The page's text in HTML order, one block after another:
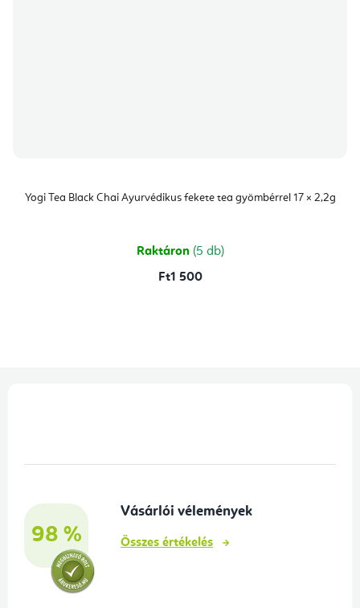
Yogi Tea Black Chai Ayurvédikus fekete tea gyömbérrel 17 × 2,2g
Raktáron (5 db)
Ft1 500
98 %
Vásárlói vélemények
Összes értékelés